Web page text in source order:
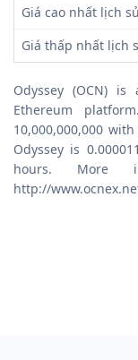
Giá cao nhất lịch
Giá thấp nhất lịch
Odyssey (OCN)
Ethereum
10,000,000,000
Odyssey is
hours. More
http://